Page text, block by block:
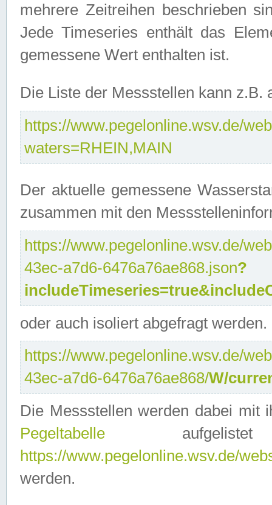
mehrere Zeitreihen beschrieben
Jede Timeseries enthält das
gemessene Wert enthalten ist.
Die Liste der Messstellen kann
https://www.pegelonline.wsv.de/
waters=RHEIN,MAIN
Der aktuelle gemessene
zusammen mit den
https://www.pegelonline.wsv.de/
43ec-a7d6-6476a76ae868.json?
oder auch isoliert abgefragt werden.
https://www.pegelonline.wsv.de/
43ec-a7d6-6476a76ae868/W/
Die Messstellen werden dabei mit
Pegeltabelle
https://www.pegelonline.wsv.de/
werden.